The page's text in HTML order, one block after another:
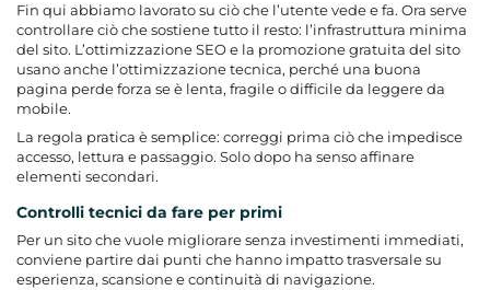
Fin qui abbiamo lavorato su ciò che l’utente vede e fa. Ora serve
controllare ciò che sostiene tutto il resto: l’infrastruttura minima
del sito. L’ottimizzazione SEO e la promozione gratuita del sito
usano anche l’ottimizzazione tecnica, perché una buona
pagina perde forza se è lenta, fragile o difficile da leggere da
mobile.
La regola pratica è semplice: correggi prima ciò che impedisce
accesso, lettura e passaggio. Solo dopo ha senso affinare
elementi secondari.
Controlli tecnici da fare per primi
Per un sito che vuole migliorare senza investimenti immediati,
conviene partire dai punti che hanno impatto trasversale su
esperienza, scansione e continuità di navigazione.